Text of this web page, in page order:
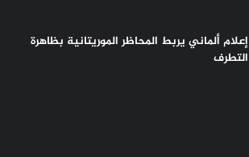
إعلام ألماني يربط المحاظر الموريتانية بظاهرة
التطرف